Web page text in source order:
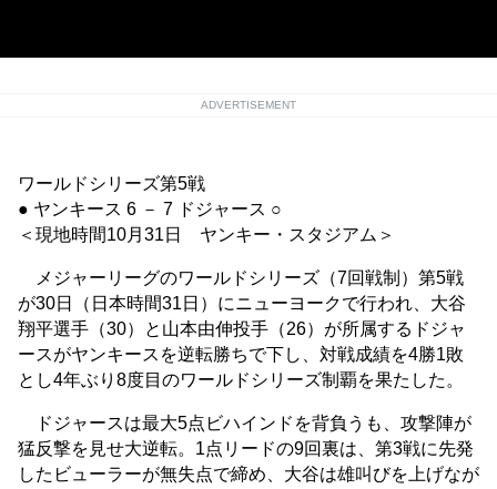
ADVERTISEMENT
ワールドシリーズ第5戦
● ヤンキース 6 － 7 ドジャース ○
＜現地時間10月31日 ヤンキー・スタジアム＞
メジャーリーグのワールドシリーズ（7回戦制）第5戦
が30日（日本時間31日）にニューヨークで行われ、大谷
翔平選手（30）と山本由伸投手（26）が所属するドジャ
ースがヤンキースを逆転勝ちで下し、対戦成績を4勝1敗
とし4年ぶり8度目のワールドシリーズ制覇を果たした。
ドジャースは最大5点ビハインドを背負うも、攻撃陣が
猛反撃を見せ大逆転。1点リードの9回裏は、第3戦に先発
したビューラーが無失点で締め、大谷は雄叫びを上げなが